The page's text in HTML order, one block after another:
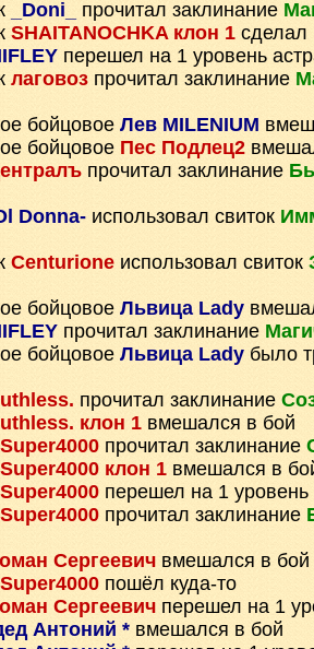
_Doni_ прочитал заклинание
SHAITANOCHKA клон 1 сделал
перешел на 1 уровень
лаговоз прочитал заклинание
бойцовое Лев MILENIUM
бойцовое Пес Подлец2
прочитал заклинание
Donna- использовал свиток
Centurione использовал свиток
бойцовое Львица Lady
прочитал заклинание
бойцовое Львица Lady было
прочитал заклинание
клон 1 вмешался в бой
Super4000 прочитал заклинание
Super4000 клон 1 вмешался в
Super4000 перешел на 1 уровень
Super4000 прочитал заклинание
Сергеевич вмешался в бой
Super4000 пошёл куда-то
Сергеевич перешел на 1
Антоний * вмешался в бой